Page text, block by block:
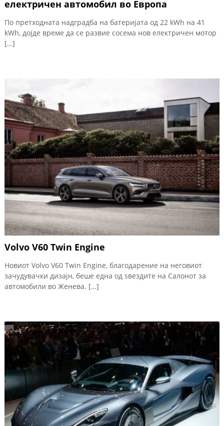
електричен автомобил во Европа
По претходната надградба на батеријата од 22 kWh на 41
kWh, дојде време да се развие сосема нов електричен мотор
[…]
Volvo V60 Twin Engine
Новиот Volvo V60 Twin Engine, благодарение на неговиот
зачудувачки дизајн, беше една од ѕвездите на Салонот за
автомобили во Женева. […]